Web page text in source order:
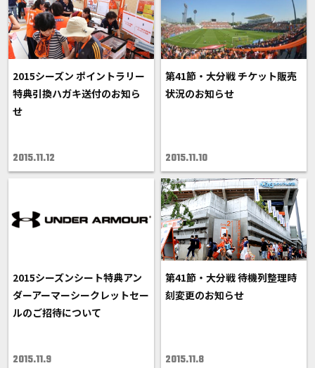
2015シーズン ポイントラリー
特典引換ハガキ送付のお知ら
せ
2015.11.12
第41節・大分戦 チケット販売
状況のお知らせ
2015.11.10
2015シーズンシート特典アン
ダーアーマーシークレットセー
ルのご招待について
2015.11.9
第41節・大分戦 待機列整理時
刻変更のお知らせ
2015.11.8